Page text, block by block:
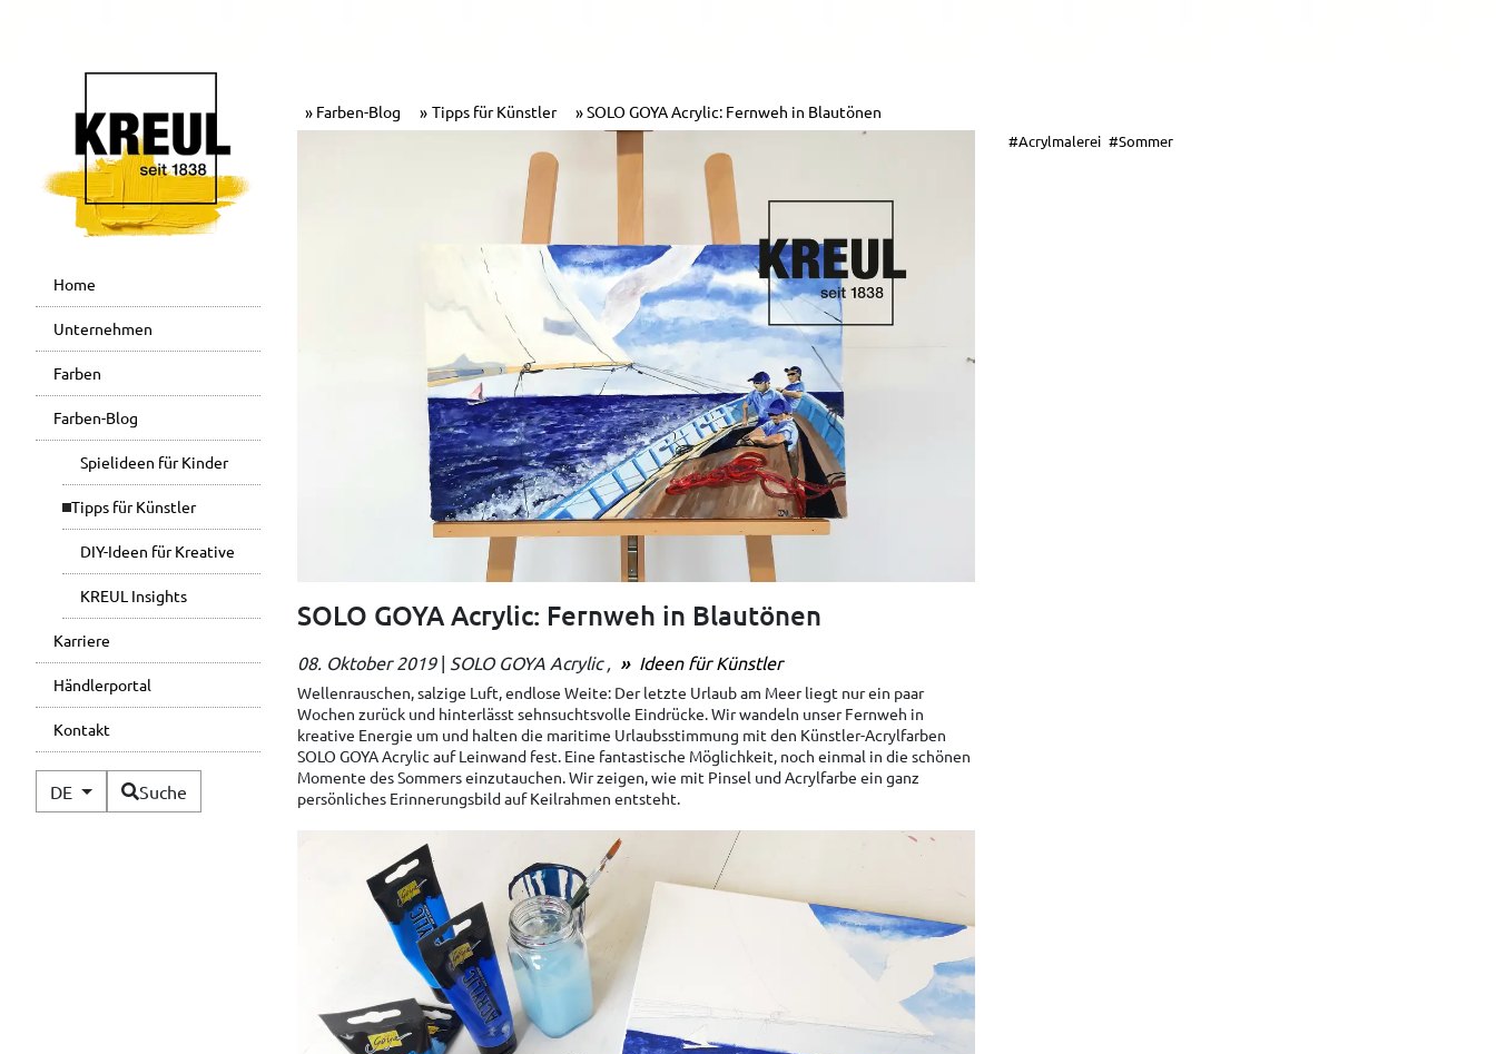
Home
Unternehmen
Farben
Farben-Blog
Spielideen für Kinder
Tipps für Künstler
DIY-Ideen für Kreative
KREUL Insights
Karriere
Händlerportal
Kontakt
DE Verfügbare Sprachen
Suche
Farben-Blog Tipps für Künstler SOLO GOYA Acrylic: Fernweh in Blautönen
SOLO GOYA Acrylic: Fernweh in Blautönen
08. Oktober 2019 | SOLO GOYA Acrylic Ideen für Künstler
Wellenrauschen, salzige Luft, endlose Weite: Der letzte Urlaub am Meer liegt nur ein paar
Wochen zurück und hinterlässt sehnsuchtsvolle Eindrücke. Wir wandeln unser Fernweh in
kreative Energie um und halten die maritime Urlaubsstimmung mit den Künstler-Acrylfarben
SOLO GOYA Acrylic auf Leinwand fest. Eine fantastische Möglichkeit, noch einmal in die schönen
Momente des Sommers einzutauchen. Wir zeigen, wie mit Pinsel und Acrylfarbe ein ganz
persönliches Erinnerungsbild auf Keilrahmen entsteht.
#Acrylmalerei #Sommer